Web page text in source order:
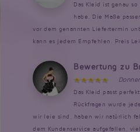
Das Kleid ist genau
habe. Die Maße
vor dem genannten Liefertermin
kann es jedem Empfehlen. Preis
Bewertung zu
Das Kleid passt
Rückfragen wurde
wir leie sind, haben wir natürlich
dem Kundenservice aufgefallen,